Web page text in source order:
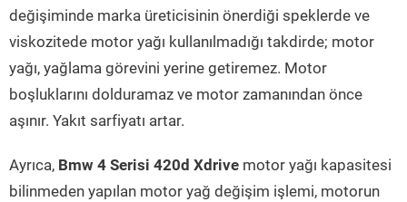
değişiminde marka üreticisinin önerdiği speklerde ve
viskozitede motor yağı kullanılmadığı takdirde; motor
yağı, yağlama görevini yerine getiremez. Motor
boşluklarını dolduramaz ve motor zamanından önce
aşınır. Yakıt sarfiyatı artar.
Ayrıca, Bmw 4 Serisi 420d Xdrive motor yağı kapasitesi
bilinmeden yapılan motor yağ değişim işlemi, motorun